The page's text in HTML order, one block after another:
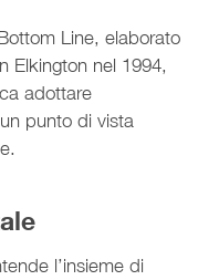
Line, elaborato
Elkington nel 1994,
adottare
punto di vista
l’insieme di